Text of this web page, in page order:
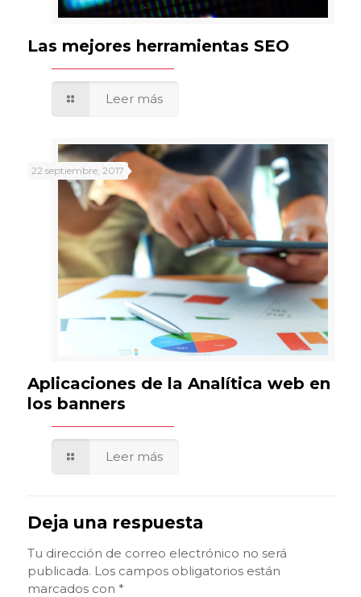
Las mejores herramientas SEO
Leer más
22 septiembre, 2017
Aplicaciones de la Analítica web en
los banners
Leer más
Deja una respuesta
Tu dirección de correo electrónico no será
publicada. Los campos obligatorios están
marcados con *